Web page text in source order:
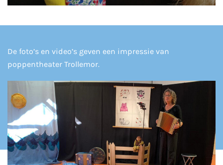
De foto’s en video’s geven een impressie van
poppentheater Trollemor.